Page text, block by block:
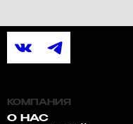
КОМПАНИЯ
О НАС